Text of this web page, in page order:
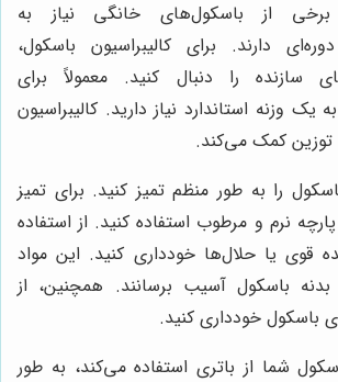
برخی از باسکول‌های خانگی نیاز به
دوره‌ای دارند. برای کالیبراسیون باسکول،
سازنده را دنبال کنید. معمولاً برای
یک وزنه استاندارد نیاز دارید. کالیبراسیون
کمک می‌کند.
را به طور منظم تمیز کنید. برای تمیز
نرم و مرطوب استفاده کنید. از استفاده
قوی یا حلال‌ها خودداری کنید. این مواد
بدنه باسکول آسیب برسانند. همچنین، از
باسکول خودداری کنید.
شما از باتری استفاده می‌کند، به طور